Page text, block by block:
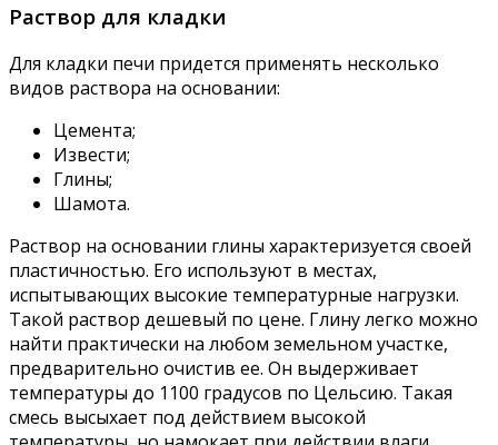
Раствор для кладки
Для кладки печи придется применять несколько
видов раствора на основании:
Цемента;
Извести;
Глины;
Шамота.
Раствор на основании глины характеризуется своей
пластичностью. Его используют в местах,
испытывающих высокие температурные нагрузки.
Такой раствор дешевый по цене. Глину легко можно
найти практически на любом земельном участке,
предварительно очистив ее. Он выдерживает
температуры до 1100 градусов по Цельсию. Такая
смесь высыхает под действием высокой